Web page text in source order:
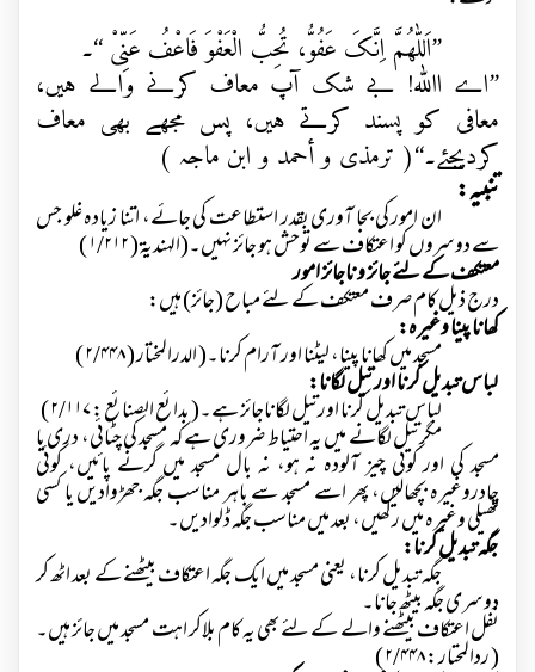
’’اَللّٰھُمَّ اِنَّکَ عَفُوُّ، تُحِبُّ الْعَفْوَ فَاعْفُ عَنِّیْ ‘‘۔
’’اے اﷲ! بے شک آپ معاف کرنے والے ہیں،
معافی کو پسند کرتے ہیں، پس مجھے بھی معاف
کردیجئے۔‘‘( ترمذی و أحمد و ابن ماجہ )
تنبیہ:
ان امور کی بجا آوری بقدر استطاعت کی جائے، اتنا زیادہ غلو جس
سے دوسروں کو اعتکاف سے توحش ہو جائز نہیں۔(الہندیۃ (۱/۲۱۲ )
معتکف کے لئے جائز و ناجائز امور
درج ذیل کام صرف معتکف کے لئے مباح (جائز) ہیں:
کھانا پینا وغیرہ:
مسجد میں کھانا پینا، لیٹنا اور آرام کرنا۔( الدرالمختار (۲/۴۴۸ )
لباس تبدیل کرنا اور تیل لگانا:
لباس تبدیل کرنا اورتیل لگاناجائز ہے۔( بدائع الصنائع :۲/۱۱۷ )
مگرتیل لگانے میں یہ احتیاط ضروری ہے کہ مسجد کی چٹائی، دری یا
مسجد کی اور کوئی چیز آلودہ نہ ہو، نہ بال مسجد میں گرنے پائیں، کوئی
چادروغیرہ بچھالیں، پھر اسے مسجد سے باہر مناسب جگہ جھڑوادیں یا کسی
تھیلی وغیرہ میں رکھیں، بعد میں مناسب جگہ ڈلوادیں۔
جگہ تبدیل کرنا:
جگہ تبدیل کرنا، یعنی مسجد میں ایک جگہ اعتکاف بیٹھنے کے بعد اٹھ کر
دوسری جگہ بیٹھ جانا۔
نفل اعتکاف بیٹھنے والے کے لئے بھی یہ کام بلاکر اہت مسجد میں جائز ہیں۔
( ردالمحتار :۲/۴۴۸ )